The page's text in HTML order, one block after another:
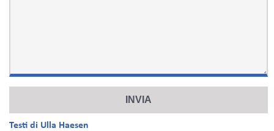
Testi di Ulla Haesen